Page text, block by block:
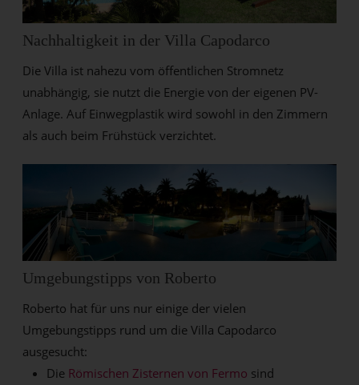
Nachhaltigkeit in der Villa Capodarco
Die Villa ist nahezu vom öffentlichen Stromnetz
unabhängig, sie nutzt die Energie von der eigenen PV-
Anlage. Auf Einwegplastik wird sowohl in den Zimmern
als auch beim Frühstück verzichtet.
Umgebungstipps von Roberto
Roberto hat für uns nur einige der vielen
Umgebungstipps rund um die Villa Capodarco
ausgesucht:
Die Römischen Zisternen von Fermo sind